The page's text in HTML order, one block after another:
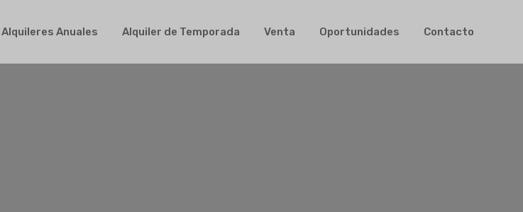
Nosotros Alquileres Anuales Alquiler de Temporada Venta Oportunidades Contacto
Alquileres Anuales Alquiler de Temporada Venta Oportunidades Contacto